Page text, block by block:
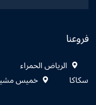
فروعنا
الرياض الحمراء
سكاكا
خميس مشيط